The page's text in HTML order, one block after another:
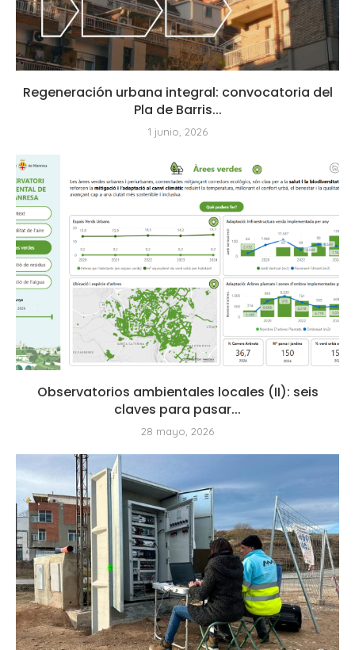
Regeneración urbana integral: convocatoria del
Pla de Barris...
1 junio, 2026
Observatorios ambientales locales (II): seis
claves para pasar...
28 mayo, 2026